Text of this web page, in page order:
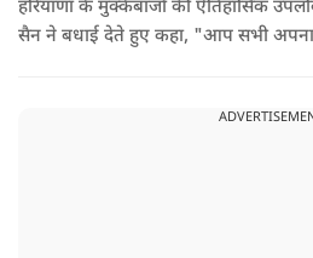
हरियाणा के मुक्केबाजों की ऐतिहासिक
सैन ने बधाई देते हुए कहा, "आप सभी अपना